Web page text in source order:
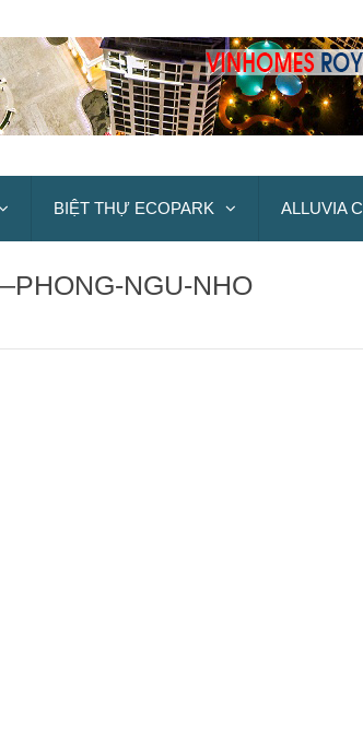
BIỆT THỰ ECOPARK ALLUVIA
NGU-NHO